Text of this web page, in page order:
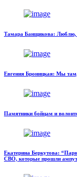
Тамара Банщикова: Люблю,
Евгения Броницкая: Мы
Памятники бойцам и
Екатерина Беркутова:
СВО, которые прошли